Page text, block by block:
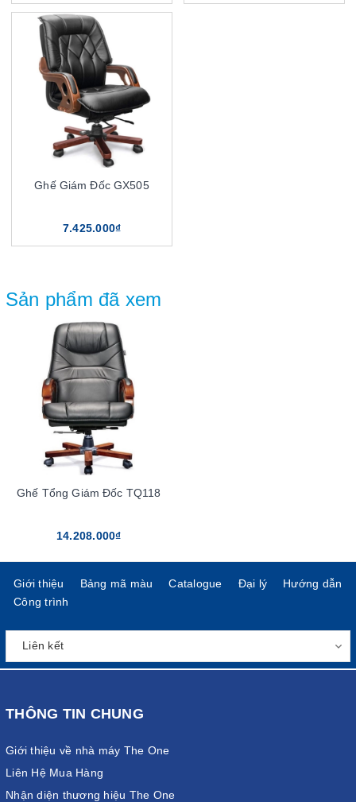
Ghế Giám Đốc GX505
7.425.000₫
Sản phẩm đã xem
Ghế Tổng Giám Đốc TQ118
14.208.000₫
Giới thiệu Bảng mã màu Catalogue Đại lý
Hướng dẫn
Công trình
THÔNG TIN CHUNG
Giới thiệu về nhà máy The One
Liên Hệ Mua Hàng
Nhận diện thương hiệu The One